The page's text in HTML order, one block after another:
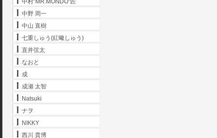
中村"MR.MONDO"匠
中野 周一
中山 直樹
七重しゅう(紅蠍しゅう)
直井弦太
なおと
成
成瀬 太智
Natsuki
ナヲ
NIKKY
西川 貴博